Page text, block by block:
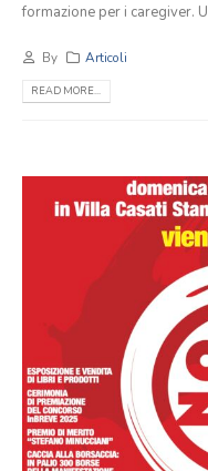
formazione per i caregiver.
By Articoli
READ MORE...